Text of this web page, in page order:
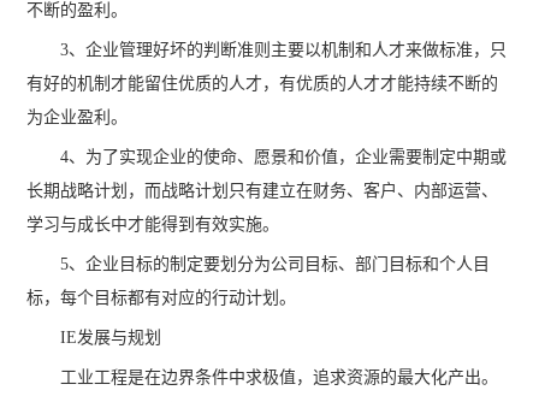
不断的盈利。
3、企业管理好坏的判断准则主要以机制和人才来做标准，只
有好的机制才能留住优质的人才，有优质的人才才能持续不断的
为企业盈利。
4、为了实现企业的使命、愿景和价值，企业需要制定中期或
长期战略计划，而战略计划只有建立在财务、客户、内部运营、
学习与成长中才能得到有效实施。
5、企业目标的制定要划分为公司目标、部门目标和个人目
标，每个目标都有对应的行动计划。
IE发展与规划
工业工程是在边界条件中求极值，追求资源的最大化产出。